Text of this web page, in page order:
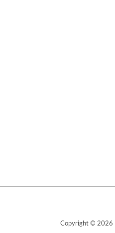
Copyright © 2026